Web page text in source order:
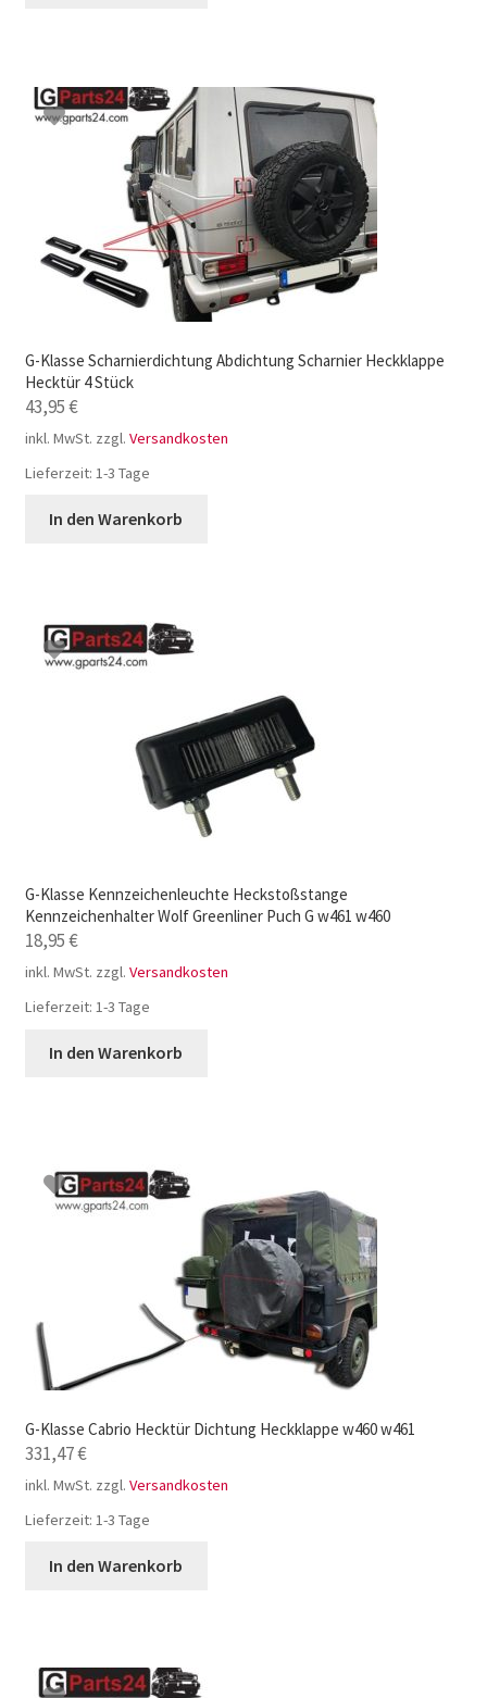
G-Klasse Scharnierdichtung Abdichtung Scharnier Heckklappe
Hecktür 4 Stück
43,95€
inkl. MwSt. zzgl. Versandkosten
Lieferzeit: 1-3 Tage
In den Warenkorb
G-Klasse Kennzeichenleuchte Heckstoßstange
Kennzeichenhalter Wolf Greenliner Puch G w461 w460
18,95€
inkl. MwSt. zzgl. Versandkosten
Lieferzeit: 1-3 Tage
In den Warenkorb
G-Klasse Cabrio Hecktür Dichtung Heckklappe w460 w461
331,47€
inkl. MwSt. zzgl. Versandkosten
Lieferzeit: 1-3 Tage
In den Warenkorb